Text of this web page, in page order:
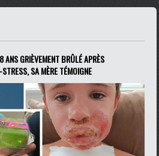
GRIÈVEMENT BRÛLÉ APRÈS
SA MÈRE TÉMOIGNE